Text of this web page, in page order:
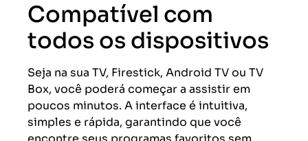
Compatível com
todos os dispositivos
Seja na sua TV, Firestick, Android TV ou TV
Box, você poderá começar a assistir em
poucos minutos. A interface é intuitiva,
simples e rápida, garantindo que você